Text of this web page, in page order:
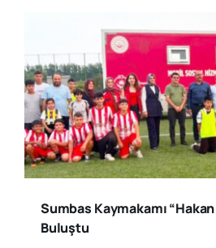
Sumbas Kaymakamı
Buluştu